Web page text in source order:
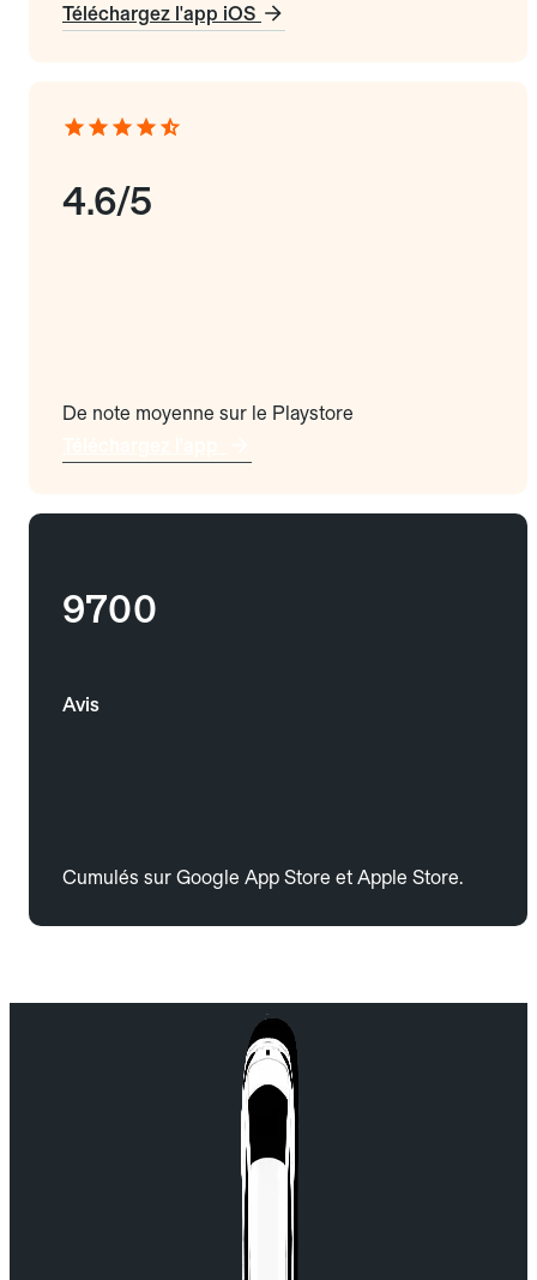
Téléchargez l'app iOS
4.6/5
De note moyenne sur le Playstore
9700
Avis
Cumulés sur Google App Store et Apple Store.